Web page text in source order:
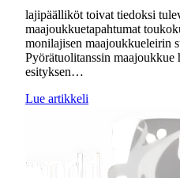
lajipäälliköt toivat tiedoksi
maajoukkuetapahtumat
monilajisen maajoukkueleirin
Pyörätuolitanssin
esityksen…
Lue artikkeli